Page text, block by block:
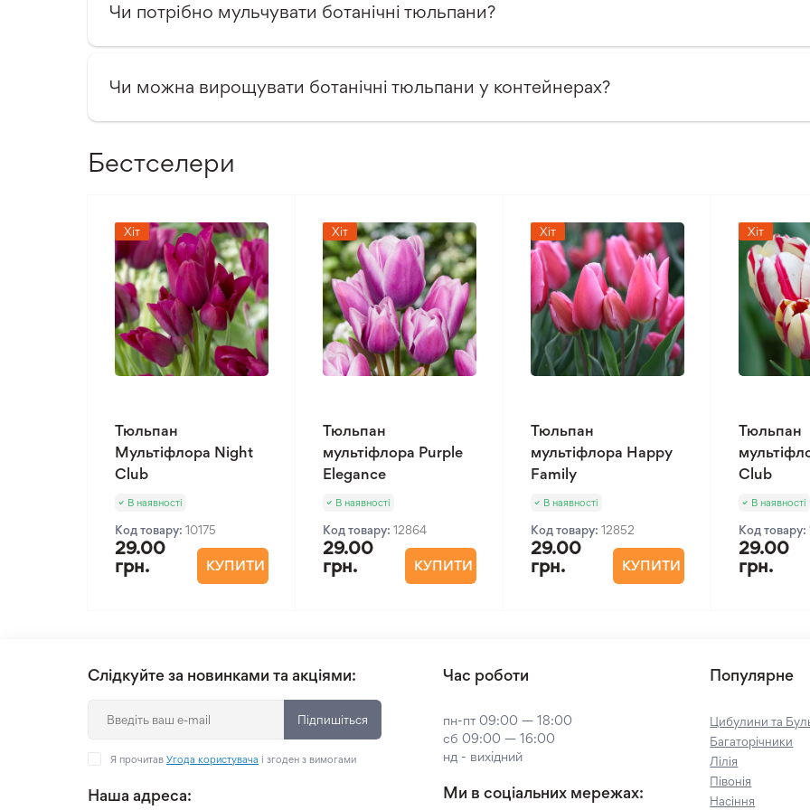
Чи потрібно мульчувати ботанічні тюльпани?
Чи можна вирощувати ботанічні тюльпани у контейнерах?
Бестселери
Хіт
Тюльпан
Мультіфлора Night
Club
В наявності
Код товару: 10175
29.00
грн.
КУПИТИ
Хіт
Тюльпан
мультіфлора Purple
Elegance
В наявності
Код товару: 12864
29.00
грн.
КУПИТИ
Хіт
Тюльпан
мультіфлора Happy
Family
В наявності
Код товару: 12852
29.00
грн.
КУПИТИ
Хіт
Тюльпан
Club
В наявності
Код товару:
29.00
грн.
Слідкуйте за новинками та акціями:
Підпишіться
Я прочитав Угода користувача і згоден з вимогами
Наша адреса:
Час роботи
пн-пт 09:00 — 18:00
сб 09:00 — 16:00
нд - вихідний
Ми в соціальних мережах:
Популярне
Цибулини та
Багаторічники
Лілія
Півонія
Насіння